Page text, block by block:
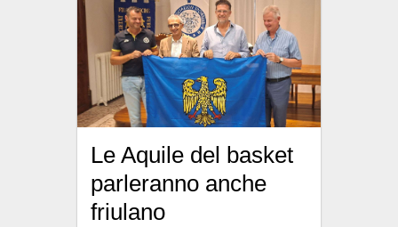
Le Aquile del basket
parleranno anche
friulano